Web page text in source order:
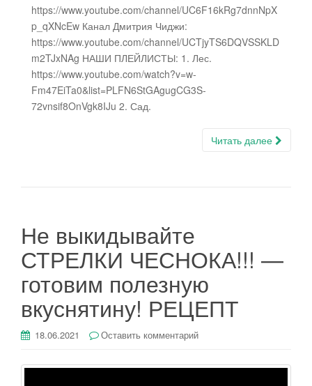
https://www.youtube.com/channel/UC6F16kRg7dnnNpX
p_qXNcEw Канал Дмитрия Чиджи:
https://www.youtube.com/channel/UCTjyTS6DQVSSKLD
m2TJxNAg НАШИ ПЛЕЙЛИСТЫ: 1. Лес.
https://www.youtube.com/watch?v=w-
Fm47EiTa0&list=PLFN6StGAgugCG3S-
72vnsif8OnVgk8IJu 2. Сад.
Читать далее
Не выкидывайте
СТРЕЛКИ ЧЕСНОКА!!! —
готовим полезную
вкуснятину! РЕЦЕПТ
18.06.2021 Оставить комментарий